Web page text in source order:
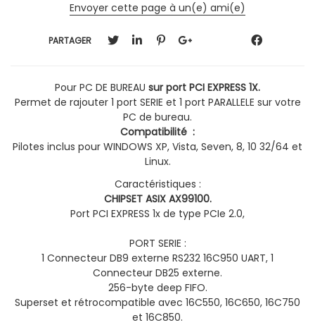
Envoyer cette page à un(e) ami(e)
PARTAGER
Pour PC DE BUREAU sur port PCI EXPRESS 1X.
Permet de rajouter 1 port SERIE et 1 port PARALLELE sur votre
PC de bureau.
Compatibilité :
Pilotes inclus pour WINDOWS XP, Vista, Seven, 8, 10 32/64 et
Linux.
Caractéristiques :
CHIPSET ASIX AX99100.
Port PCI EXPRESS 1x de type PCIe 2.0,
PORT SERIE :
1 Connecteur DB9 externe RS232 16C950 UART, 1
Connecteur DB25 externe.
256-byte deep FIFO.
Superset et rétrocompatible avec 16C550, 16C650, 16C750
et 16C850.